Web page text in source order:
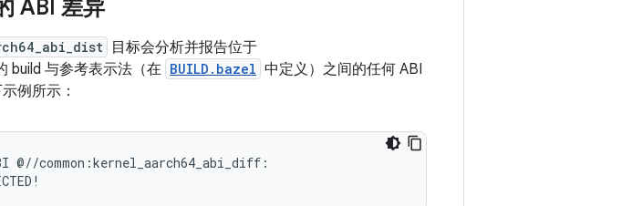
ABI 差异
目标会分析并报告位于
build 与参考表示法（在 BUILD.bazel 中定义）之间的任何 ABI
例所示：
@//common:kernel_aarch64_abi_diff: